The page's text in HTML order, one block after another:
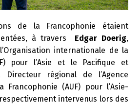
de la Francophonie étaient
à travers Edgar Doerig,
internationale de la
pour l’Asie et le Pacifique et
Directeur régional de l’Agence
(AUF) pour l’Asie-
intervenus lors des